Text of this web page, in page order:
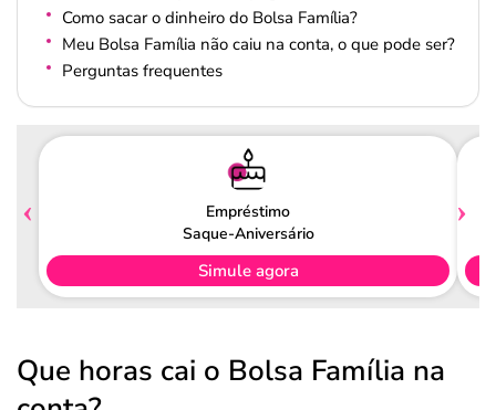
Como sacar o dinheiro do Bolsa Família?
Meu Bolsa Família não caiu na conta, o que pode ser?
Perguntas frequentes
Empréstimo
Saque-Aniversário
Simule agora
Que horas cai o Bolsa Família na